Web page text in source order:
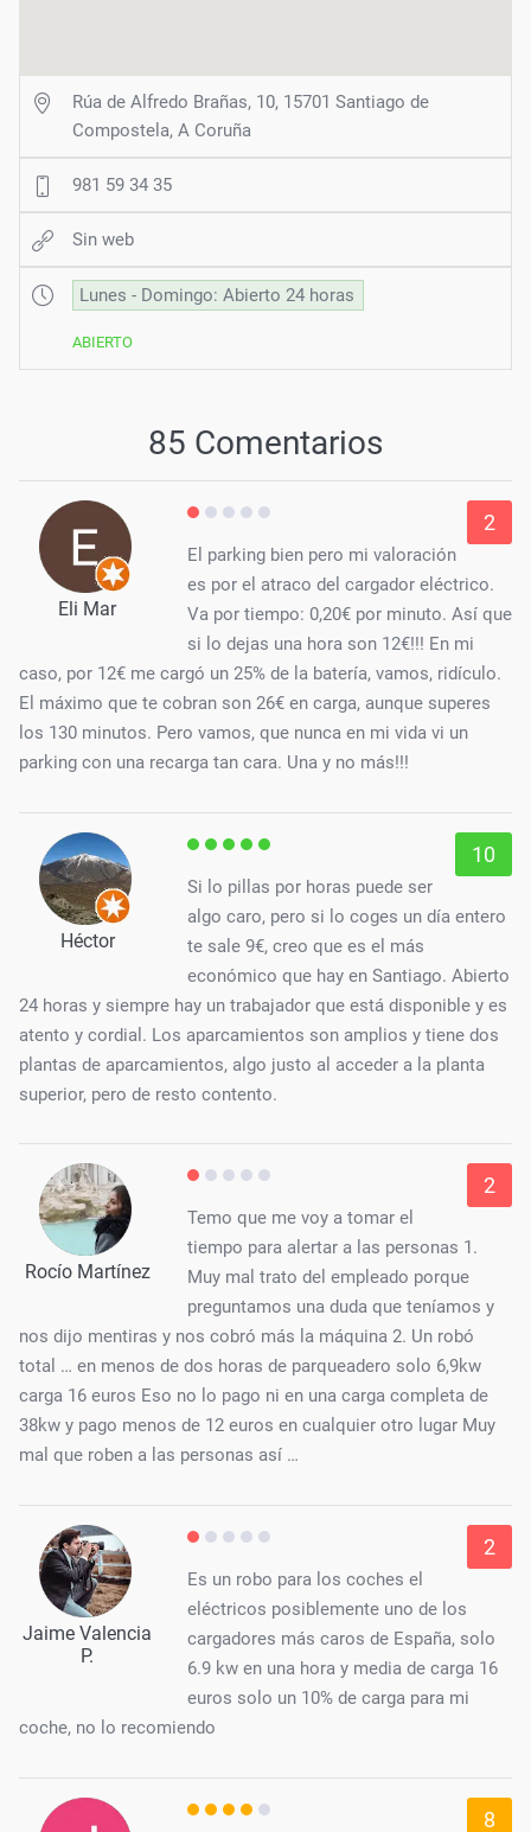
Rúa de Alfredo Brañas, 10, 15701 Santiago de
Compostela, A Coruña
981 59 34 35
Sin web
Lunes - Domingo: Abierto 24 horas
ABIERTO
85 Comentarios
Eli Mar
2
El parking bien pero mi valoración
es por el atraco del cargador eléctrico.
Va por tiempo: 0,20€ por minuto. Así que
si lo dejas una hora son 12€!!! En mi
caso, por 12€ me cargó un 25% de la batería, vamos, ridículo.
El máximo que te cobran son 26€ en carga, aunque superes
los 130 minutos. Pero vamos, que nunca en mi vida vi un
parking con una recarga tan cara. Una y no más!!!
Héctor
10
Si lo pillas por horas puede ser
algo caro, pero si lo coges un día entero
te sale 9€, creo que es el más
económico que hay en Santiago. Abierto
24 horas y siempre hay un trabajador que está disponible y es
atento y cordial. Los aparcamientos son amplios y tiene dos
plantas de aparcamientos, algo justo al acceder a la planta
superior, pero de resto contento.
Rocío Martínez
2
Temo que me voy a tomar el
tiempo para alertar a las personas 1.
Muy mal trato del empleado porque
preguntamos una duda que teníamos y
nos dijo mentiras y nos cobró más la máquina 2. Un robó
total … en menos de dos horas de parqueadero solo 6,9kw
carga 16 euros Eso no lo pago ni en una carga completa de
38kw y pago menos de 12 euros en cualquier otro lugar Muy
mal que roben a las personas así …
Jaime Valencia
P.
2
Es un robo para los coches el
eléctricos posiblemente uno de los
cargadores más caros de España, solo
6.9 kw en una hora y media de carga 16
euros solo un 10% de carga para mi
coche, no lo recomiendo
8